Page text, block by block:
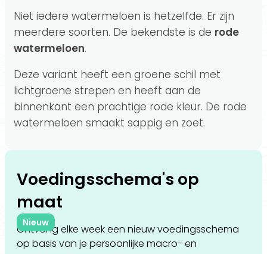
Niet iedere watermeloen is hetzelfde. Er zijn
meerdere soorten. De bekendste is de rode
watermeloen.
Deze variant heeft een groene schil met
lichtgroene strepen en heeft aan de
binnenkant een prachtige rode kleur. De rode
watermeloen smaakt sappig en zoet.
Voedingsschema's op
maat
Nieuw
Ontvang elke week een nieuw voedingsschema
op basis van je persoonlijke macro- en